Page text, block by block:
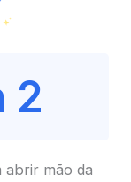
2
abrir mão da